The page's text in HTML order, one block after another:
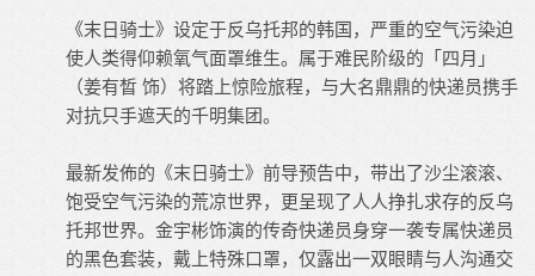
《末日骑士》设定于反乌托邦的韩国，严重的空气污染迫
使人类得仰赖氧气面罩维生。属于难民阶级的「四月」
（姜有晳 饰）将踏上惊险旅程，与大名鼎鼎的快递员携手
对抗只手遮天的千明集团。
最新发佈的《末日骑士》前导预告中，带出了沙尘滚滚、
饱受空气污染的荒凉世界，更呈现了人人挣扎求存的反乌
托邦世界。金宇彬饰演的传奇快递员身穿一袭专属快递员
的黑色套装，戴上特殊口罩，仅露出一双眼睛与人沟通交